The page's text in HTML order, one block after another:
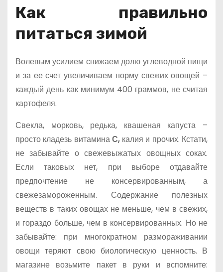
Как правильно
питаться зимой
Волевым усилием снижаем долю углеводной пищи
и за ее счет увеличиваем норму свежих овощей –
каждый день как минимум 400 граммов, не считая
картофеля.
Свекла, морковь, редька, квашеная капуста –
просто кладезь витаминаС,калия и прочих. Кстати,
не забывайте о свежевыжатых овощных соках.
Если таковых нет, при выборе отдавайте
предпочтение не консервированным, а
свежезамороженным. Содержание полезных
веществ в таких овощах не меньше, чем в свежих,
и гораздо больше, чем в консервированных. Но не
забывайте: при многократном размораживании
овощи теряют свою биологическую ценность. В
магазине возьмите пакет в руки и вспомните: